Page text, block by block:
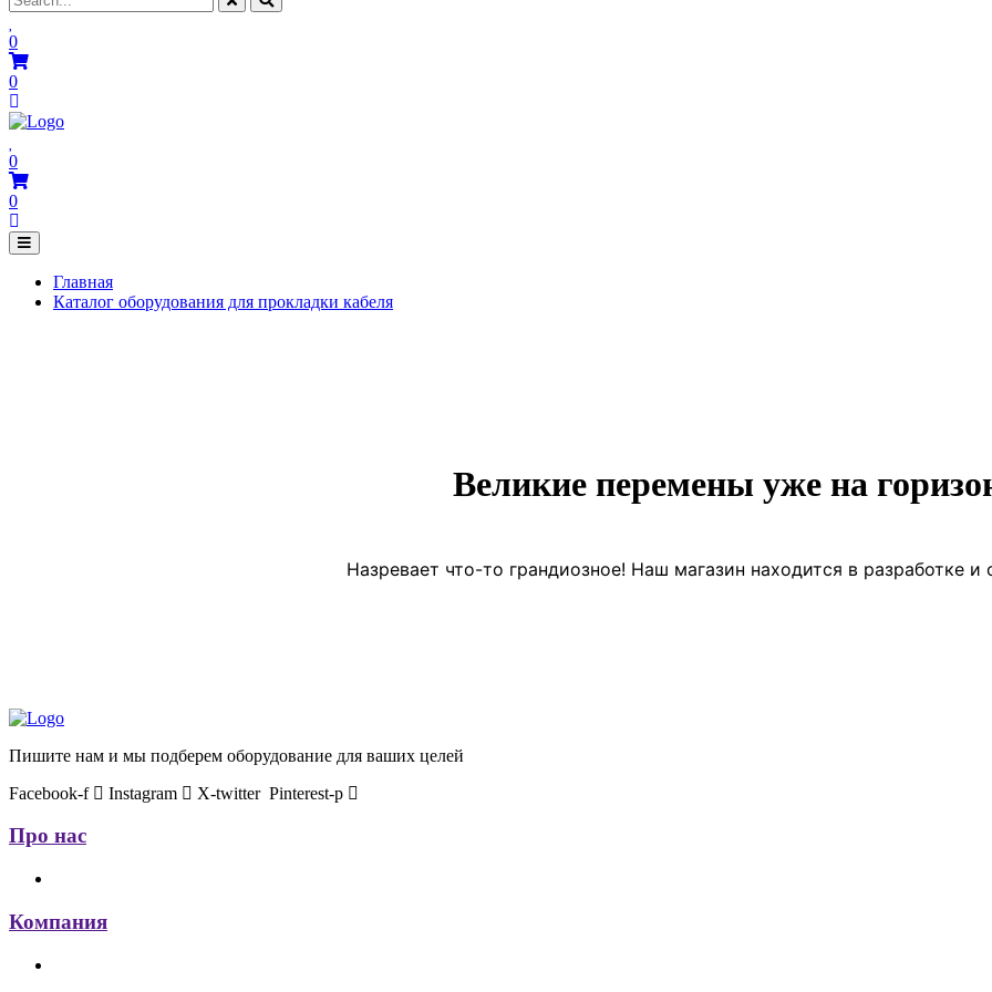
0
0
0
0
Главная
Каталог оборудования для прокладки кабеля
Великие перемены уже на
Назревает что-то грандиозное! Наш магазин находится в разработке и
Пишите нам и мы подберем оборудование для ваших целей
Facebook-f
Instagram X-twitter Pinterest-p
Про нас
Компания